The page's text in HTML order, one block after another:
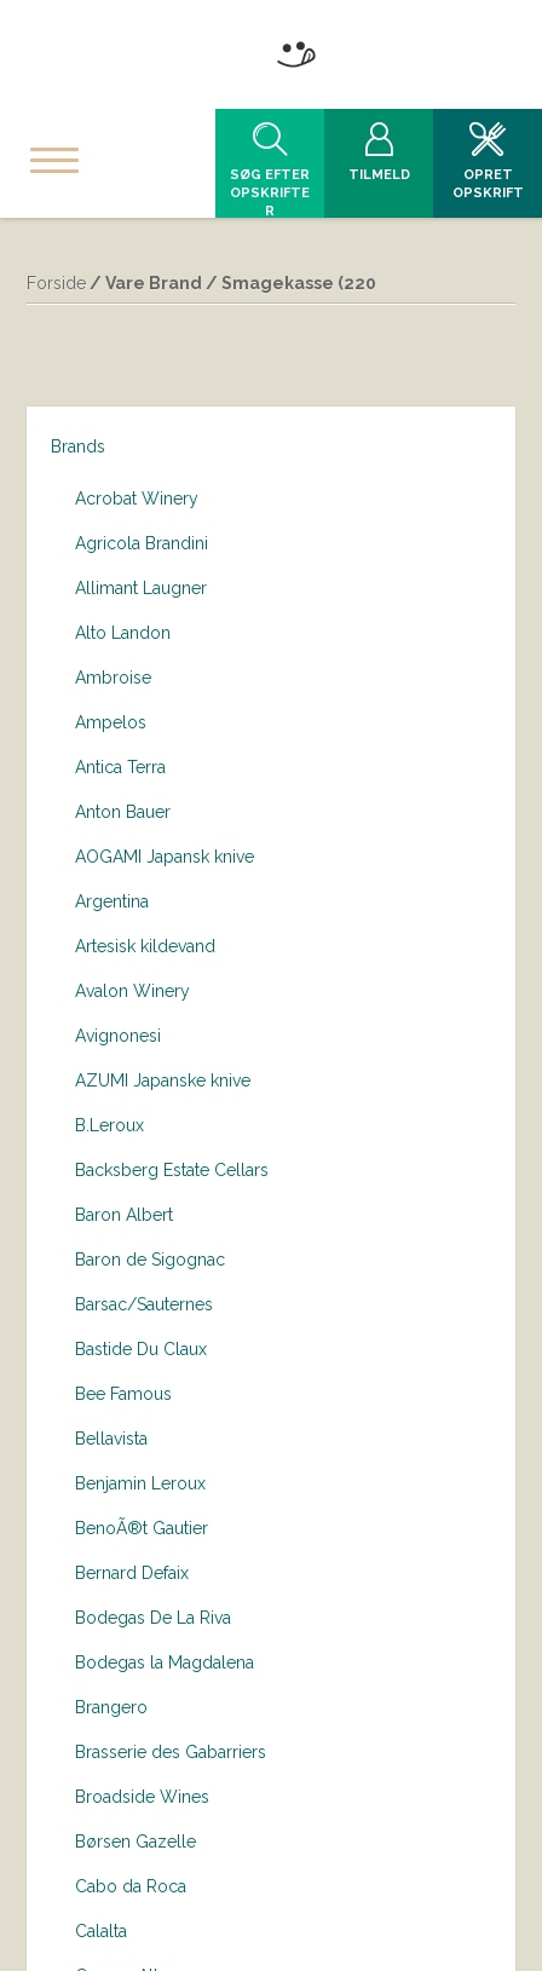
SØG EFTER
OPSKRIFTE
R
TILMELD
OPRET
OPSKRIFT
Forside / Vare Brand / Smagekasse (220
Brands
Acrobat Winery
Agricola Brandini
Allimant Laugner
Alto Landon
Ambroise
Ampelos
Antica Terra
Anton Bauer
AOGAMI Japansk knive
Argentina
Artesisk kildevand
Avalon Winery
Avignonesi
AZUMI Japanske knive
B.Leroux
Backsberg Estate Cellars
Baron Albert
Baron de Sigognac
Barsac/Sauternes
Bastide Du Claux
Bee Famous
Bellavista
Benjamin Leroux
BenoÃ®t Gautier
Bernard Defaix
Bodegas De La Riva
Bodegas la Magdalena
Brangero
Brasserie des Gabarriers
Broadside Wines
Børsen Gazelle
Cabo da Roca
Calalta